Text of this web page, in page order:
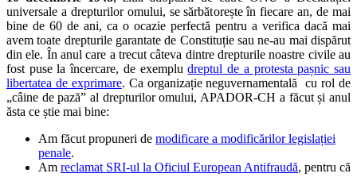
universale a drepturilor omului, se sărbătorește în fiecare an, de mai
bine de 60 de ani, ca o ocazie perfectă pentru a verifica dacă mai
avem toate drepturile garantate de Constituție sau ne-au mai dispărut
din ele. În anul care a trecut câteva dintre drepturile noastre civile au
fost puse la încercare, de exempludreptul de a protesta pașnic sau
libertatea de exprimare. Ca organizație neguvernamentală cu rol de
„câine de pază” al drepturilor omului, APADOR-CH a făcut și anul
ăsta ce știe mai bine:
Am făcut propuneri de modificare a modificărilor legislației
penale.
Am reclamat SRI-ul la Oficiul European Antifraudă, pentru că